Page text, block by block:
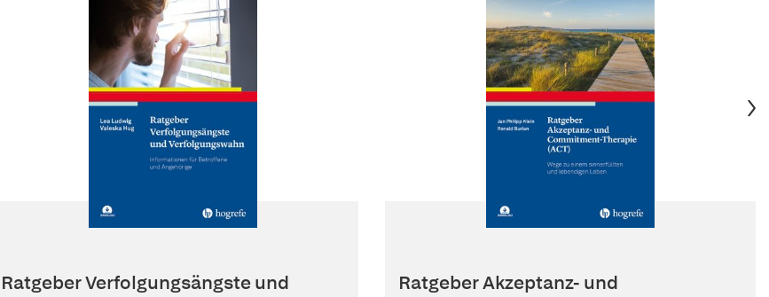
Ratgeber Verfolgungsängste und
Ratgeber Akzeptanz- und